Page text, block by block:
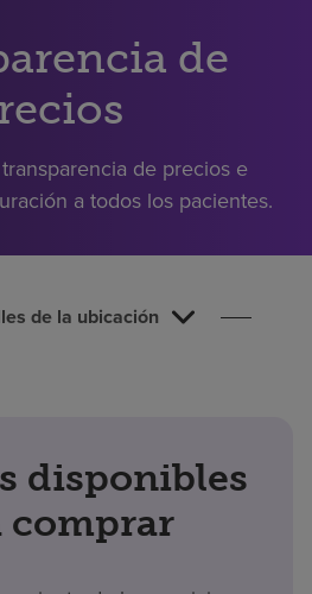
de
de precios e
a todos los pacientes.
de la ubicación
disponibles
comprar